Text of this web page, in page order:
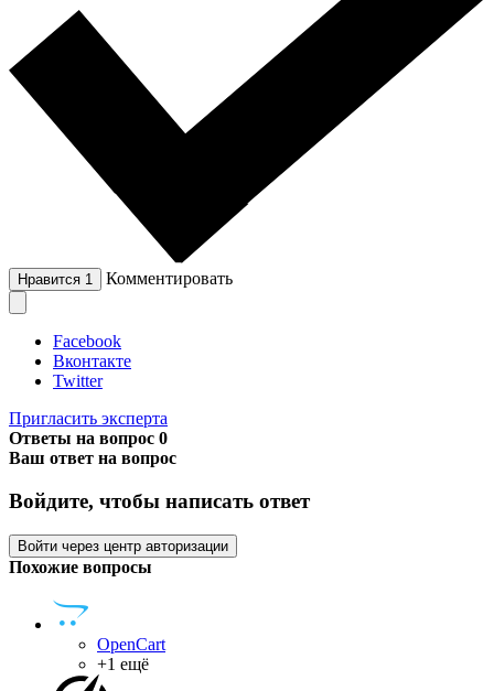
Нравится 1 Комментировать
Facebook
Вконтакте
Twitter
Пригласить эксперта
Ответы на вопрос 0
Ваш ответ на вопрос
Войдите, чтобы написать ответ
Войти через центр авторизации
Похожие вопросы
OpenCart
+1 ещё